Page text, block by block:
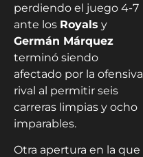
perdiendo el juego 4-7
ante los Royals y
Germán Márquez
terminó siendo
afectado por la ofensiva
rival al permitir seis
carreras limpias y ocho
imparables.
Otra apertura en la que